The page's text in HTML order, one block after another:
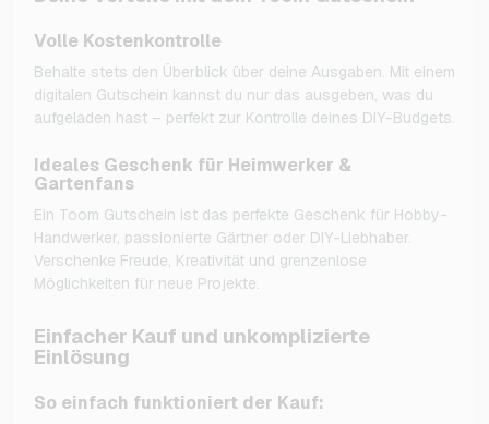
Volle Kostenkontrolle
Behalte stets den Überblick über deine Ausgaben. Mit einem
digitalen Gutschein kannst du nur das ausgeben, was du
aufgeladen hast – perfekt zur Kontrolle deines DIY-Budgets.
Ideales Geschenk für Heimwerker &
Gartenfans
Ein Toom Gutschein ist das perfekte Geschenk für Hobby-
Handwerker, passionierte Gärtner oder DIY-Liebhaber.
Verschenke Freude, Kreativität und grenzenlose
Möglichkeiten für neue Projekte.
Einfacher Kauf und unkomplizierte
Einlösung
So einfach funktioniert der Kauf: